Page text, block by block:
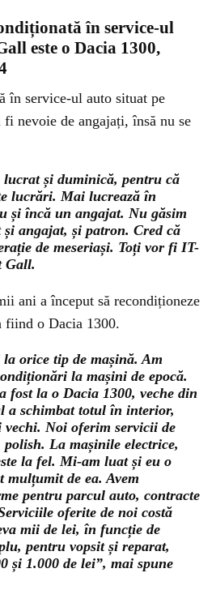
în service-ul
este o Dacia 1300,
în service-ul auto situat pe
nevoie de angajați, însă nu se
lucrat și duminică, pentru că
lucrări. Mai lucrează în
și încă un angajat. Nu găsim
angajat, și patron. Cred că
de meseriași. Toți vor fi IT-
Gall.
ani a început să recondiționeze
fiind o Dacia 1300.
orice tip de mașină. Am
la mașini de epocă.
fost la o Dacia 1300, veche din
a schimbat totul în interior,
vechi. Noi oferim servicii de
La mașinile electrice,
la fel. Mi-am luat și eu o
mulțumit de ea. Avem
pentru parcul auto, contracte
oferite de noi costă
mii de lei, în funcție de
pentru vopsit și reparat,
și 1.000 de lei”, mai spune